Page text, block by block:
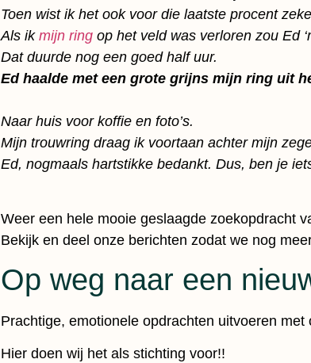
Toen wist ik het ook voor die laatste procent
Als ik mijn ring op het veld was verloren zou Ed
Dat duurde nog een goed half uur.
Ed haalde met een grote grijns mijn ring uit
Naar huis voor koffie en foto’s.
Mijn trouwring draag ik voortaan achter mijn
Ed, nogmaals hartstikke bedankt. Dus, ben je
Weer een hele mooie geslaagde zoekopdracht
Bekijk en deel onze berichten zodat we nog
Op weg naar een
Prachtige, emotionele opdrachten uitvoeren met
Hier doen wij het als stichting voor!!